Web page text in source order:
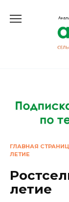
ГЛАВНАЯ
ЛЕТИЕ
летие